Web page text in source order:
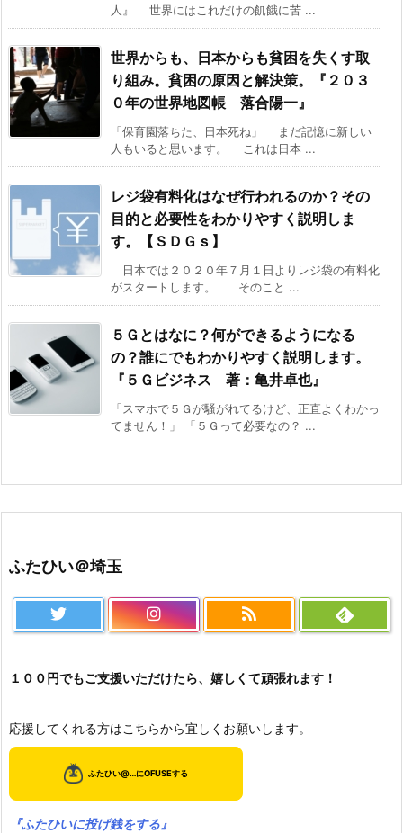
人』 世界にはこれだけの飢餓に苦 ...
世界からも、日本からも貧困を失くす取
り組み。貧困の原因と解決策。『２０３
０年の世界地図帳 落合陽一』
「保育園落ちた、日本死ね」 まだ記憶に新しい
人もいると思います。 これは日本 ...
レジ袋有料化はなぜ行われるのか？その
目的と必要性をわかりやすく説明しま
す。【ＳＤＧｓ】
日本では２０２０年７月１日よりレジ袋の有料化
がスタートします。 そのこと ...
５Ｇとはなに？何ができるようになる
の？誰にでもわかりやすく説明します。
『５Ｇビジネス 著：亀井卓也』
「スマホで５Ｇが騒がれてるけど、正直よくわかっ
てません！」 「５Ｇって必要なの？ ...
ふたひい＠埼玉
１００円でもご支援いただけたら、嬉しくて頑張れます！
応援してくれる方はこちらから宜しくお願いします。
『ふたひいに投げ銭をする』